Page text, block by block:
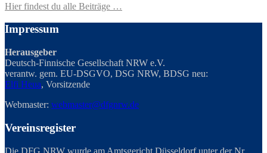
Hier findest du alle Beiträge …
Impressum
Herausgeber
Deutsch-Finnische Gesellschaft NRW e.V.
verantw. gem. EU-DSGVO, DSG NRW, BDSG neu:
Elfi Heua, Vorsitzende
Webmaster: webmaster@dfgnrw.de
Vereinsregister
Die DFG NRW wurde am Amtsgericht Düsseldorf unter der Nr.